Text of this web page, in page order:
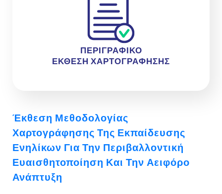
ΠΕΡΙΓΡΑΦΙΚΟ
ΕΚΘΕΣΗ ΧΑΡΤΟΓΡΑΦΗΣΗΣ
Έκθεση Μεθοδολογίας
Χαρτογράφησης Της Εκπαίδευσης
Ενηλίκων Για Την Περιβαλλοντική
Ευαισθητοποίηση Και Την Αειφόρο
Ανάπτυξη